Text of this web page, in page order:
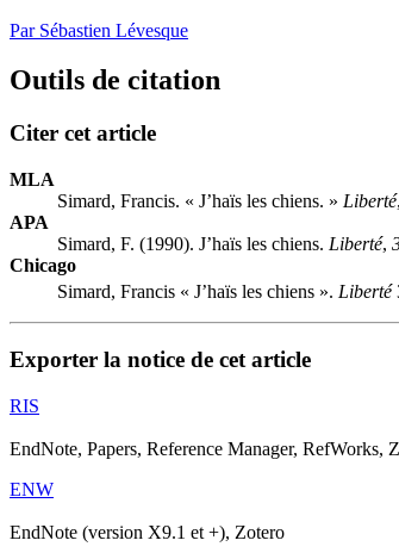
Par Sébastien Lévesque
Outils de citation
Citer cet article
MLA
Simard, Francis. « J’haïs les chiens. » Liberté
APA
Simard, F. (1990). J’haïs les chiens. Liberté,
Chicago
Simard, Francis « J’haïs les chiens ». Liberté
Exporter la notice de cet article
RIS
EndNote, Papers, Reference Manager, RefWorks,
ENW
EndNote (version X9.1 et +), Zotero